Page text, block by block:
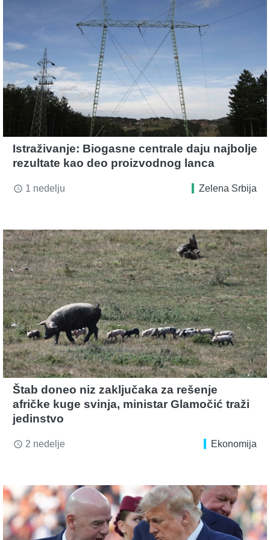
Istraživanje: Biogasne centrale daju najbolje
rezultate kao deo proizvodnog lanca
access_time 1 nedelju Zelena Srbija
Štab doneo niz zaključaka za rešenje
afričke kuge svinja, ministar Glamočić traži
jedinstvo
access_time 2 nedelje Ekonomija